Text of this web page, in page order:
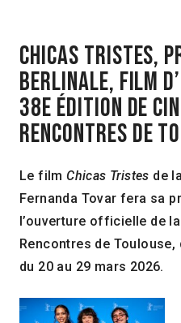
CHICAS TRISTES,
BERLINALE, FILM
38E ÉDITION DE
RENCONTRES DE
Le filmChicas Tristes de
Fernanda Tovar fera sa
l’ouverture officielle de
Rencontres de
du 20 au 29 mars 2026.